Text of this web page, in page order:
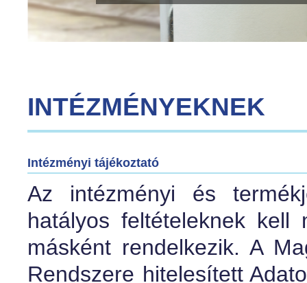
INTÉZMÉNYEKNEK
Intézményi tájékoztató
Az intézményi és
hatályos feltételeknek
másként rendelkezik. A
Rendszere hitelesített